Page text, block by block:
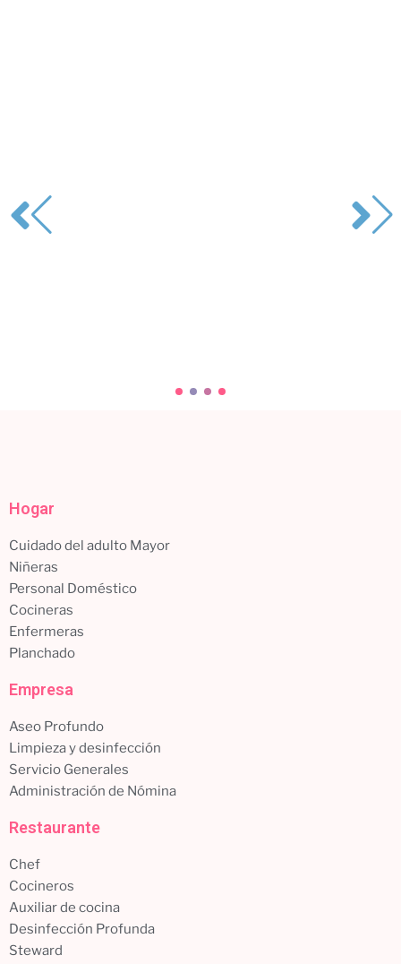
Hogar
Cuidado del adulto Mayor
Niñeras
Personal Doméstico
Cocineras
Enfermeras
Planchado
Empresa
Aseo Profundo
Limpieza y desinfección
Servicio Generales
Administración de Nómina
Restaurante
Chef
Cocineros
Auxiliar de cocina
Desinfección Profunda
Steward